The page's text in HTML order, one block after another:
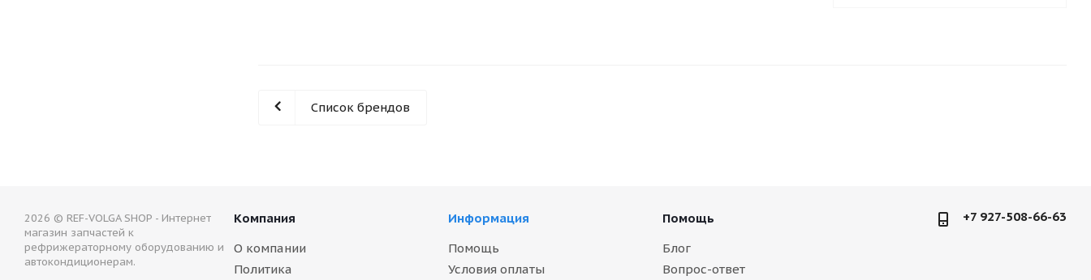
Список брендов
2026 © REF-VOLGA SHOP - Интернет
магазин запчастей к
рефрижераторному оборудованию и
автокондиционерам.
Компания
О компании
Политика
Информация
Помощь
Условия оплаты
Помощь
Блог
Вопрос-ответ
+7 927-508-66-63